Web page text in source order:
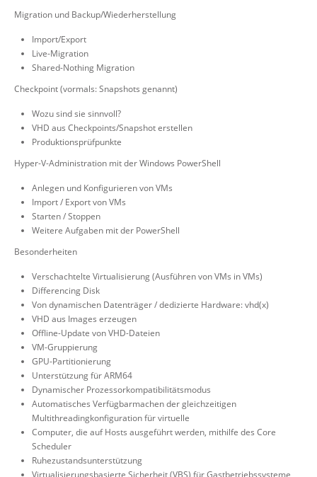
Migration und Backup/Wiederherstellung
Import/Export
Live-Migration
Shared-Nothing Migration
Checkpoint (vormals: Snapshots genannt)
Wozu sind sie sinnvoll?
VHD aus Checkpoints/Snapshot erstellen
Produktionsprüfpunkte
Hyper-V-Administration mit der Windows PowerShell
Anlegen und Konfigurieren von VMs
Import / Export von VMs
Starten / Stoppen
Weitere Aufgaben mit der PowerShell
Besonderheiten
Verschachtelte Virtualisierung (Ausführen von VMs in VMs)
Differencing Disk
Von dynamischen Datenträger / dedizierte Hardware: vhd(x)
VHD aus Images erzeugen
Offline-Update von VHD-Dateien
VM-Gruppierung
GPU-Partitionierung
Unterstützung für ARM64
Dynamischer Prozessorkompatibilitätsmodus
Automatisches Verfügbarmachen der gleichzeitigen
Multithreadingkonfiguration für virtuelle
Computer, die auf Hosts ausgeführt werden, mithilfe des Core
Scheduler
Ruhezustandsunterstützung
Virtualisierungsbasierte Sicherheit (VBS) für Gastbetriebssysteme